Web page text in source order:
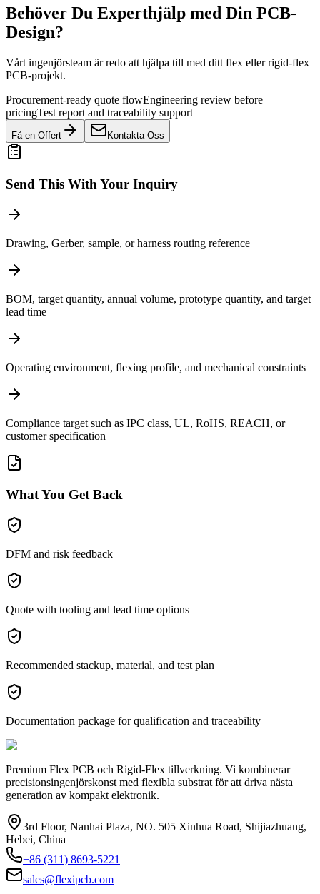
Behöver Du Experthjälp med Din PCB-
Design?
Vårt ingenjörsteam är redo att hjälpa till med ditt flex eller rigid-flex
PCB-projekt.
Procurement-ready quote flowEngineering review before
pricingTest report and traceability support
Få en Offert Kontakta Oss
Send This With Your Inquiry
Drawing, Gerber, sample, or harness routing reference
BOM, target quantity, annual volume, prototype quantity, and target
lead time
Operating environment, flexing profile, and mechanical constraints
Compliance target such as IPC class, UL, RoHS, REACH, or
customer specification
What You Get Back
DFM and risk feedback
Quote with tooling and lead time options
Recommended stackup, material, and test plan
Documentation package for qualification and traceability
Premium Flex PCB och Rigid-Flex tillverkning. Vi kombinerar
precisionsingenjörskonst med flexibla substrat för att driva nästa
generation av kompakt elektronik.
3rd Floor, Nanhai Plaza, NO. 505 Xinhua Road, Shijiazhuang,
Hebei, China
+86 (311) 8693-5221
sales@flexipcb.com